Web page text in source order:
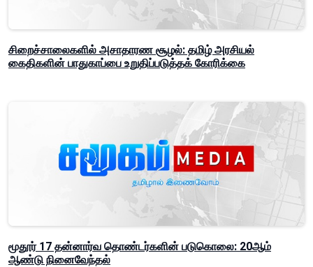
சிறைச்சாலைகளில் அசாதாரண சூழல்: தமிழ் அரசியல்
கைதிகளின் பாதுகாப்பை உறுதிப்படுத்தக் கோரிக்கை
மூதூர் 17 தன்னார்வ தொண்டர்களின் படுகொலை: 20ஆம்
ஆண்டு நினைவேந்தல்